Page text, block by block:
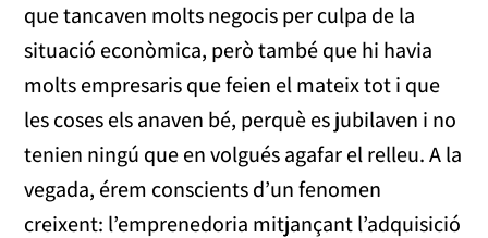
que tancaven molts negocis per culpa de la
situació econòmica, però també que hi havia
molts empresaris que feien el mateix tot i que
les coses els anaven bé, perquè es jubilaven i no
tenien ningú que en volgués agafar el relleu. A la
vegada, érem conscients d’un fenomen
creixent: l’emprenedoria mitjançant l’adquisició